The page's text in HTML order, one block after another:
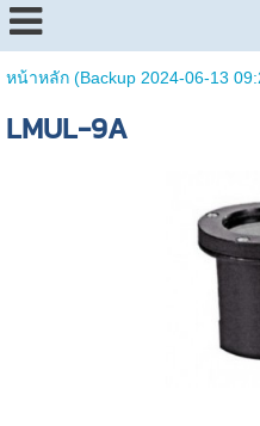
หน้าหลัก (Backup 2024-06-13
LMUL-9A